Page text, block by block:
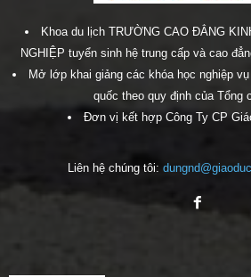
Khoa du lịch TRƯỜNG CAO ĐẲNG
NGHIỆP tuyển sinh hệ trung cấp và cao
Mở lớp khai giảng các khóa học nghiệp
quốc theo quy định của Tổng
Đơn vị kết hợp Công Ty CP
Liên hệ chúng tôi: